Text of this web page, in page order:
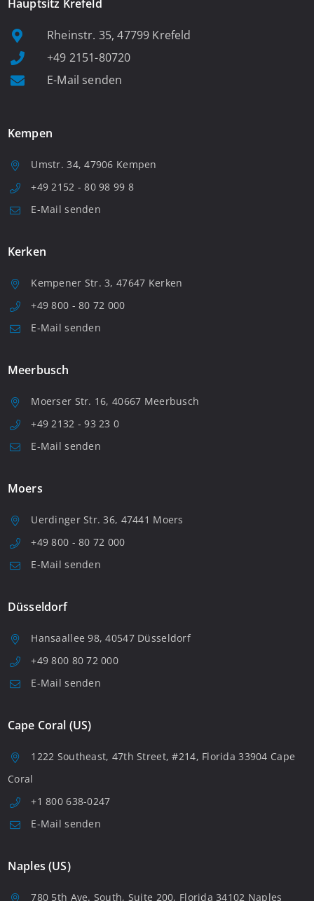
Hauptsitz Krefeld
Rheinstr. 35, 47799 Krefeld
+49 2151-80720
E-Mail senden
Kempen
Umstr. 34, 47906 Kempen
+49 2152 - 80 98 99 8
E-Mail senden
Kerken
Kempener Str. 3, 47647 Kerken
+49 800 - 80 72 000
E-Mail senden
Meerbusch
Moerser Str. 16, 40667 Meerbusch
+49 2132 - 93 23 0
E-Mail senden
Moers
Uerdinger Str. 36, 47441 Moers
+49 800 - 80 72 000
E-Mail senden
Düsseldorf
Hansaallee 98, 40547 Düsseldorf
+49 800 80 72 000
E-Mail senden
Cape Coral (US)
1222 Southeast, 47th Street, #214, Florida 33904 Cape
Coral
+1 800 638-0247
E-Mail senden
Naples (US)
780 5th Ave. South, Suite 200, Florida 34102 Naples